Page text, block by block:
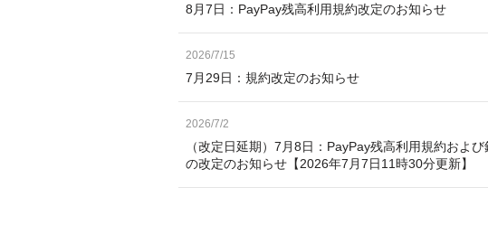
8月7日：PayPay残高利用規約改定のお知らせ
2026/7/15
7月29日：規約改定のお知らせ
2026/7/2
（改定日延期）7月8日：PayPay残高利用規約およ
の改定のお知らせ【2026年7月7日11時30分更新】